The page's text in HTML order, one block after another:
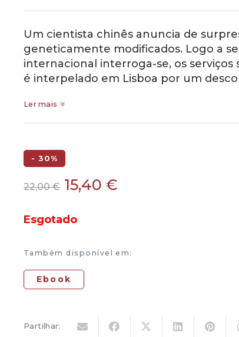
Um cientista chinês anuncia de
geneticamente modificados. Logo a
internacional interroga­-se, os
é interpelado em Lisboa por um
Ler mais
- 30%
22,00€ O
original
era:
15,40 €
Esgotado
Também disponível em:
Ebook
Partilhar: